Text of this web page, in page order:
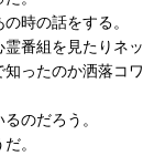
時の話をする。
番組を見たりネ
ったのか洒落コ
のだろう。
。